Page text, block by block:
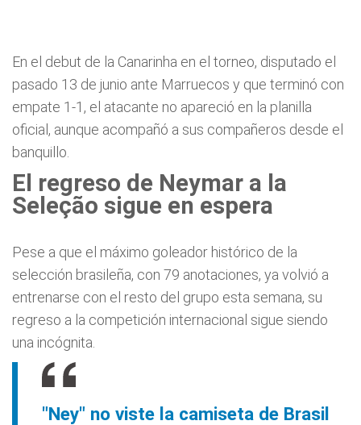
En el debut de la Canarinha en el torneo, disputado el
pasado 13 de junio ante Marruecos y que terminó con
empate 1-1, el atacante no apareció en la planilla
oficial, aunque acompañó a sus compañeros desde el
banquillo.
El regreso de Neymar a la
Seleção sigue en espera
Pese a que el máximo goleador histórico de la
selección brasileña, con 79 anotaciones, ya volvió a
entrenarse con el resto del grupo esta semana, su
regreso a la competición internacional sigue siendo
una incógnita.
"Ney" no viste la camiseta de Brasil